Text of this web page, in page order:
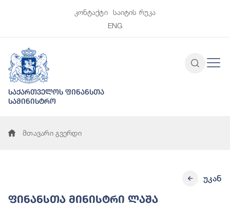
კონტაქტი
საიტის რუკა
ENG
საქართველოს ფინანსთა
სამინისტრო
მთავარი გვერდი
ფინანსთა მინისტრი ლაშა
უკან